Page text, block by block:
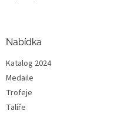
Nabídka
Katalog 2024
Medaile
Trofeje
Talíře